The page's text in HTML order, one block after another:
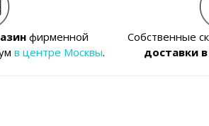
фирменной
в центре Москвы.
Собственные
доставки